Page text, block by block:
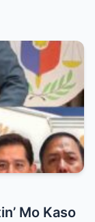
Mo Kaso